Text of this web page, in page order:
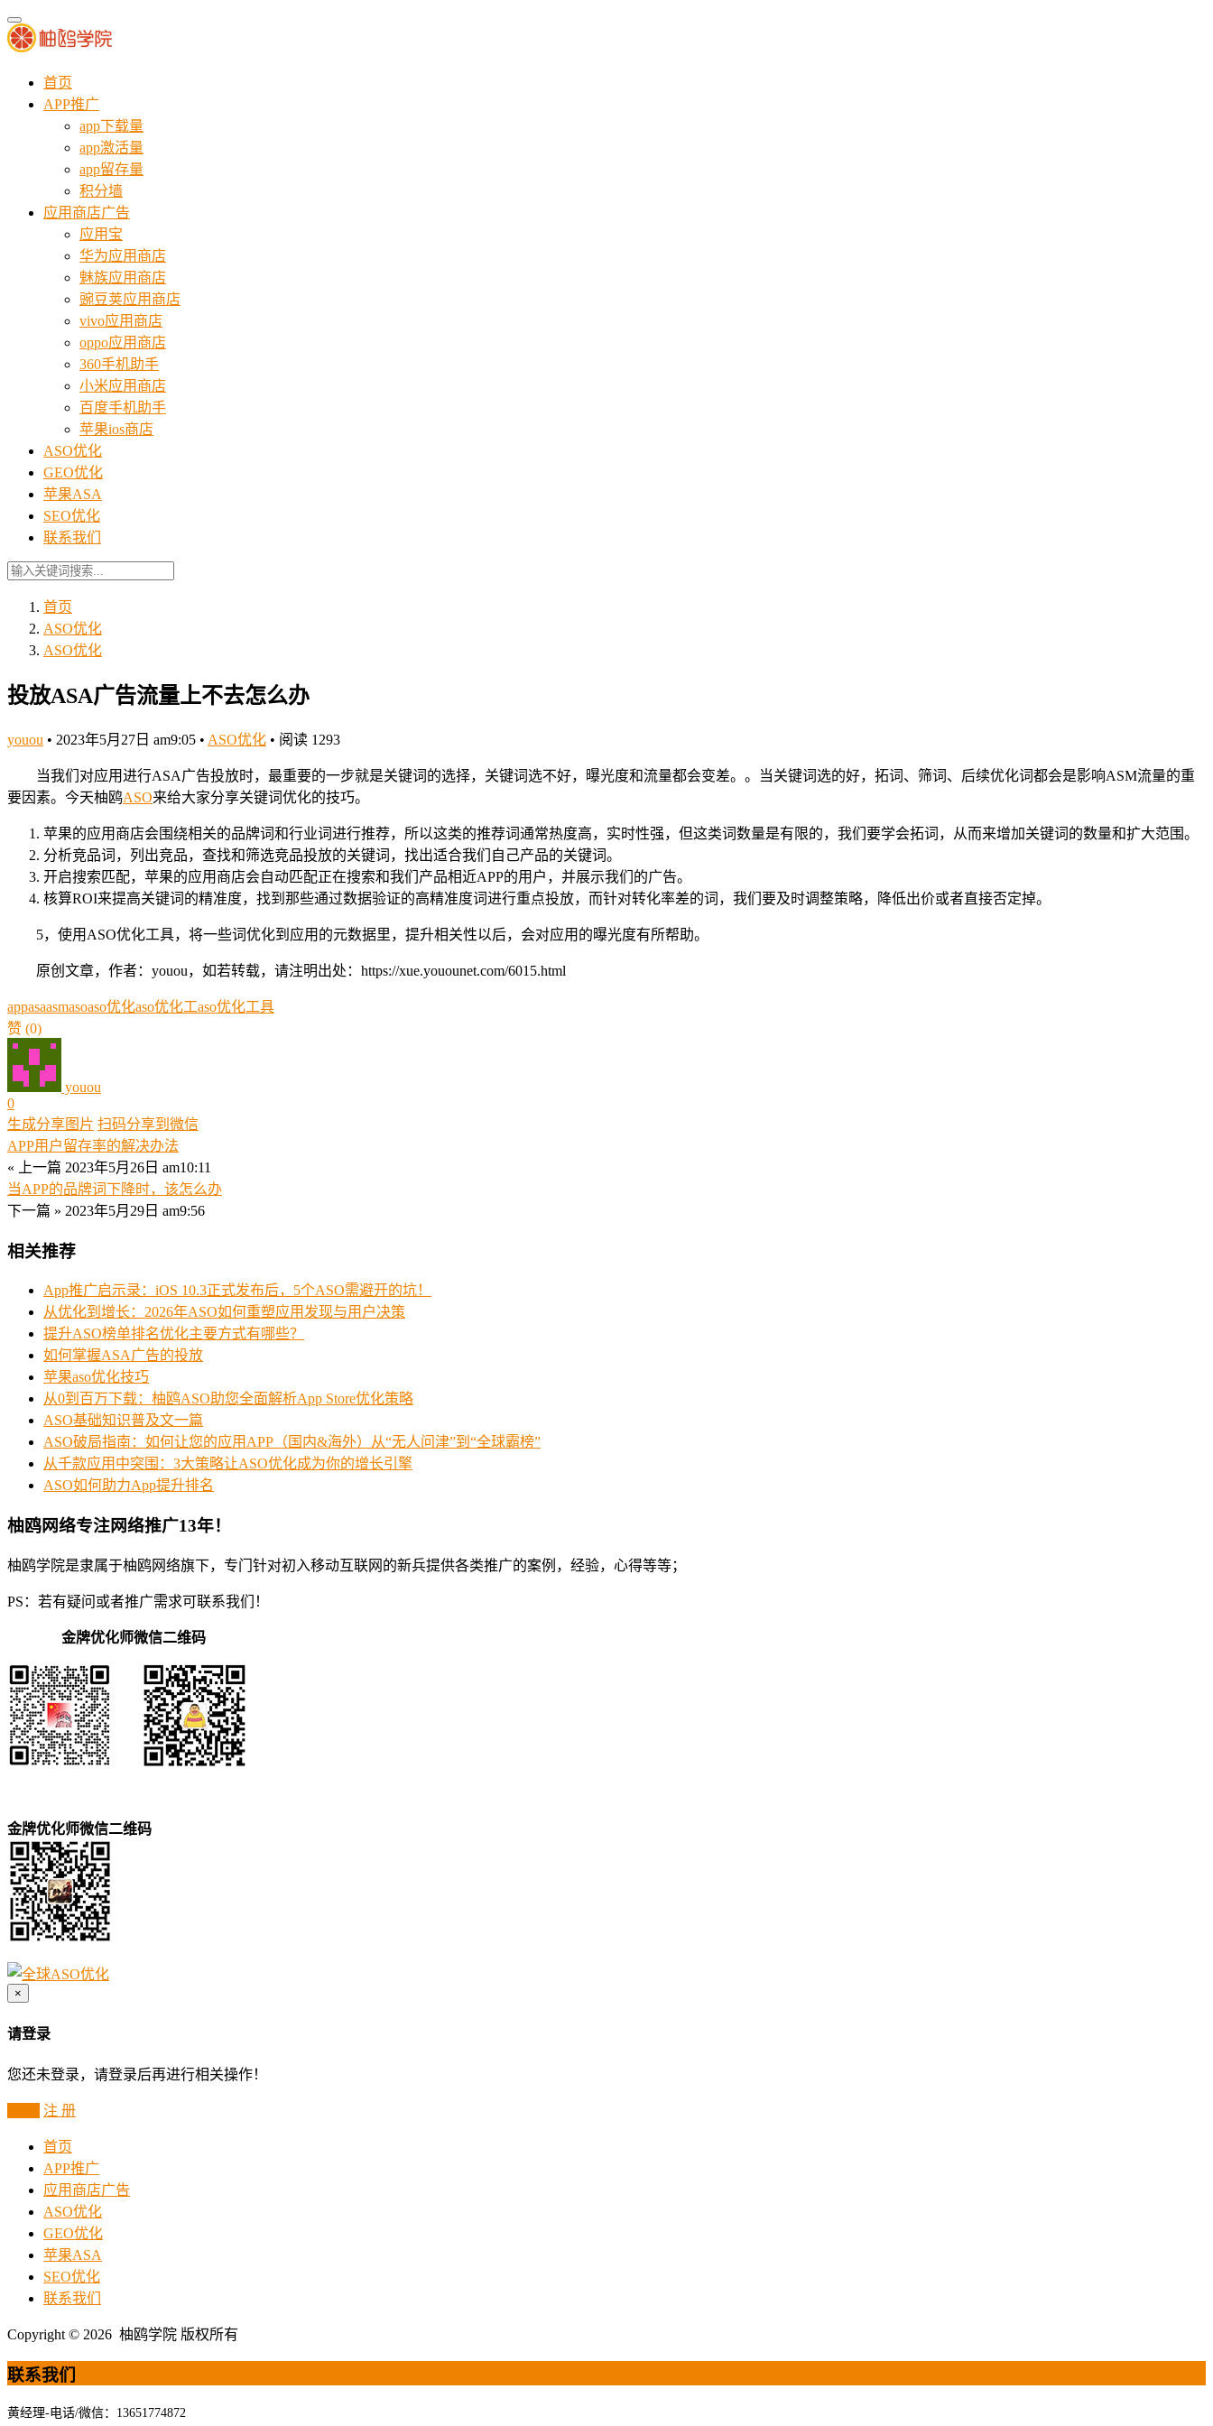
首页
APP推广
app下载量
app激活量
app留存量
积分墙
应用商店广告
应用宝
华为应用商店
魅族应用商店
豌豆荚应用商店
vivo应用商店
oppo应用商店
360手机助手
小米应用商店
百度手机助手
苹果ios商店
ASO优化
GEO优化
苹果ASA
SEO优化
联系我们
首页
ASO优化
ASO优化
投放ASA广告流量上不去怎么办
youou • 2023年5月27日 am9:05 • ASO优化 • 阅读 1293
当我们对应用进行ASA广告投放时，最重要的一步就是关键词的选择，关键词选不好，曝光度和流量都会变差。。当关键词选的好，拓词、筛词、后续优化词都会是影响ASM流量的重
要因素。今天柚鸥ASO来给大家分享关键词优化的技巧。
苹果的应用商店会围绕相关的品牌词和行业词进行推荐，所以这类的推荐词通常热度高，实时性强，但这类词数量是有限的，我们要学会拓词，从而来增加关键词的数量和扩大范围。
分析竞品词，列出竞品，查找和筛选竞品投放的关键词，找出适合我们自己产品的关键词。
开启搜索匹配，苹果的应用商店会自动匹配正在搜索和我们产品相近APP的用户，并展示我们的广告。
核算ROI来提高关键词的精准度，找到那些通过数据验证的高精准度词进行重点投放，而针对转化率差的词，我们要及时调整策略，降低出价或者直接否定掉。
5，使用ASO优化工具，将一些词优化到应用的元数据里，提升相关性以后，会对应用的曝光度有所帮助。
原创文章，作者：youou，如若转载，请注明出处：https://xue.youounet.com/6015.html
appasaasmasoaso优化aso优化工aso优化工具
赞 (0)
youou
0
生成分享图片 扫码分享到微信
APP用户留存率的解决办法
« 上一篇 2023年5月26日 am10:11
当APP的品牌词下降时，该怎么办
下一篇 » 2023年5月29日 am9:56
相关推荐
App推广启示录：iOS 10.3正式发布后，5个ASO需避开的坑！
从优化到增长：2026年ASO如何重塑应用发现与用户决策
提升ASO榜单排名优化主要方式有哪些？
如何掌握ASA广告的投放
苹果aso优化技巧
从0到百万下载：柚鸥ASO助您全面解析App Store优化策略
ASO基础知识普及文一篇
ASO破局指南：如何让您的应用APP（国内&海外）从“无人问津”到“全球霸榜”
从千款应用中突围：3大策略让ASO优化成为你的增长引擎
ASO如何助力App提升排名
柚鸥网络专注网络推广13年！
柚鸥学院是隶属于柚鸥网络旗下，专门针对初入移动互联网的新兵提供各类推广的案例，经验，心得等等；
PS：若有疑问或者推广需求可联系我们！
金牌优化师微信二维码
金牌优化师微信二维码
×
请登录
您还未登录，请登录后再进行相关操作！
注 册
首页
APP推广
应用商店广告
ASO优化
GEO优化
苹果ASA
SEO优化
联系我们
Copyright © 2026 柚鸥学院 版权所有
联系我们
黄经理-电话/微信：13651774872